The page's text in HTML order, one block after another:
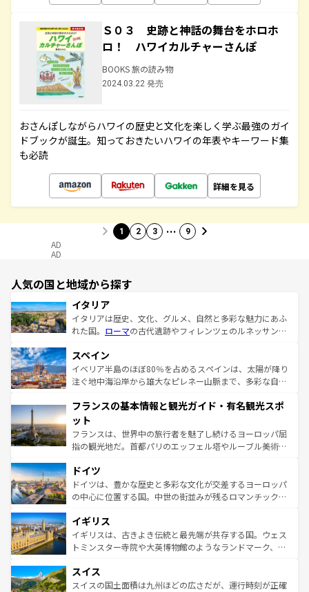
Ｓ０３ 史跡と神話の舞台をホロホ
ロ！ ハワイカルチャーさんぽ
BOOKS 旅の読み物
2024.03.22 発売
おさんぽしながらハワイの歴史と文化を楽しく学ぶ最強のガイ
ドブックが誕生。知っておきたいハワイの年表やキーワード集
も必読
詳細を見る
1 2 3 … 9
AD
AD
人気の国と地域から探す
イタリア
イタリアは歴史、文化、グルメ、自然と多彩な魅力にあふ
れた国。 ローマの古代遺跡やフィレンツェのルネッサンス
ろん、トスカーナの美しい田園風景やアマルフィ海岸の絶
景など、自然景観も見逃せない。観光の合間には、本場の
ピザやパスタなど、絶品のイタリア料理を堪能することも
ませてくれるイタリアで、忘れられない旅をしてみよう！
なお、新着のイタリア情報は
しい。
スペイン
イベリア半島のほぼ80％を占めるスペインは、太陽が降り
注ぐ地中海沿岸から雄大なピレネー山脈まで、多彩な自然
文化が根付くこの国では、情熱的なフラメンコ、熱気あふ
れる闘牛、そして美味しいタパスが生活の一部となってい
る。首都マドリードの洗練された雰囲気や、バルセロナの
アートに溢れた街角から、地方では古代ローマ遺跡や中世
せる。地方によって風土や気候が異なるスペインはその個
性で訪れる人を魅了する。 なお、新着のスペイン情報は コ
ンテンツ一覧を参照してほしい。
フランスの基本情報と観光ガイド・有名観光スポ
ット
フランスは、世界中の旅行者を魅了し続けるヨーロッパ屈
指の観光地だ。首都パリのエッフェル塔やルーブル美術館
で、幅広い魅力が詰まっている。華麗な宮殿、歴史的な大
聖堂、美しいビーチ、そして豊かな自然が、訪れる者を心
から魅了する。また、フランスは美食の国としても知ら
いる。シャンパンの発祥地であるランス、プロヴァンスの
香り高いラベンダー畑など、多彩な楽しみ方が可能だ。さ
らに、パリ以外の地域にも魅力が溢れており、どの街角に
れる地方に足を運ぶとそれぞれで全く異なる文化を体験で
きるだろう。 なお、新着のフランス情報はコンテンツ一覧
ドイツ
ドイツは、豊かな歴史と多彩な文化が交差するヨーロッパ
の中心に位置する国。中世の街並みが残るロマンチック街
顔を持つこの国は、どこを歩いても飽きることがない。ベ
ルリンの文化的活気、バイエルン州のアルプスの絶景、そ
してライン川沿いのワイン畑といった風景は必見。ビール
は、お酒好きな人にはぜひ体験してほしい。 なお、新着の
ドイツ情報はコンテンツ一覧を参照してほしい。
イギリス
イギリスは、古きよき伝統と最先端が共存する国。ウェス
トミンスター寺院や大英博物館のようなランドマーク、歴
リアごとに異なる魅力がある。また、優雅なアフタヌーン
ティー、ビール好きにはたまらない英国パブ、サッカー観
スイス
スイスの国土面積は九州ほどの広さだが、運行時刻が正確